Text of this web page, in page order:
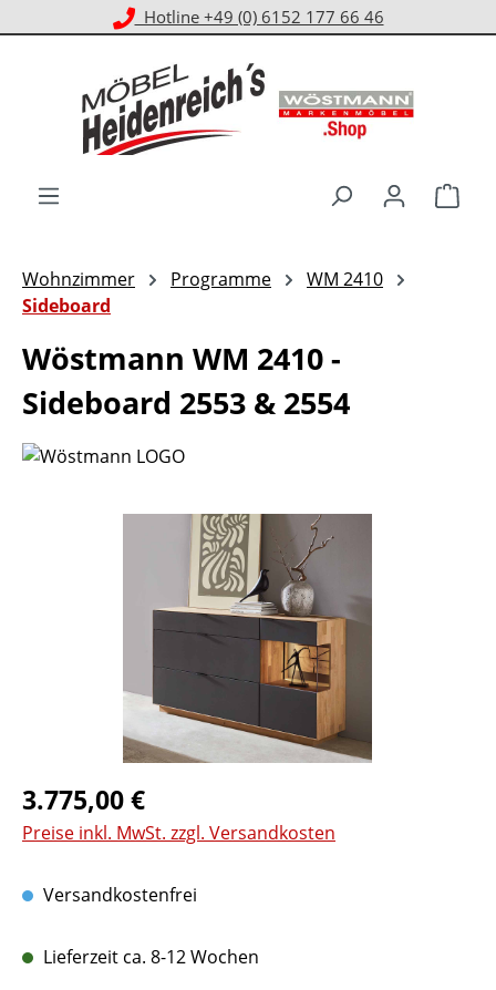
Zum Hauptinhalt springen
Kostenloser Versand ab 1.000 € EKwert**
Wohnzimmer Programme
WM 2410
Sideboard
Wöstmann WM 2410 -
Sideboard 2553 & 2554
Bildergalerie überspringen
Regulärer Preis:
3.775,00 €
Preise inkl. MwSt. zzgl. Versandkosten
Versandkostenfrei
Lieferzeit ca. 8-12 Wochen